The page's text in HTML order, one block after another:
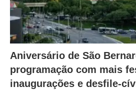
Aniversário de São
programação com mais
inaugurações e desfile-